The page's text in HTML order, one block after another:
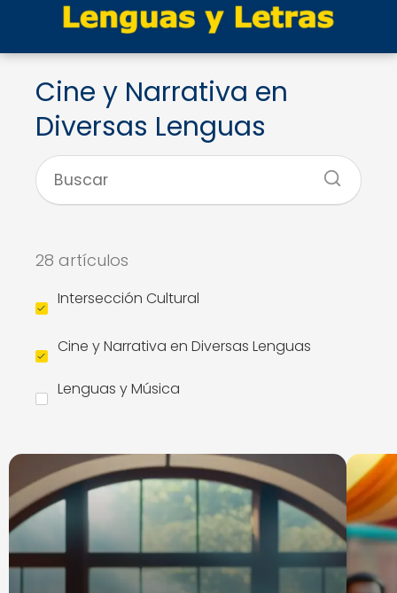
Cine y Narrativa en
Diversas Lenguas
28 artículos
Intersección Cultural
Cine y Narrativa en Diversas Lenguas
Lenguas y Música